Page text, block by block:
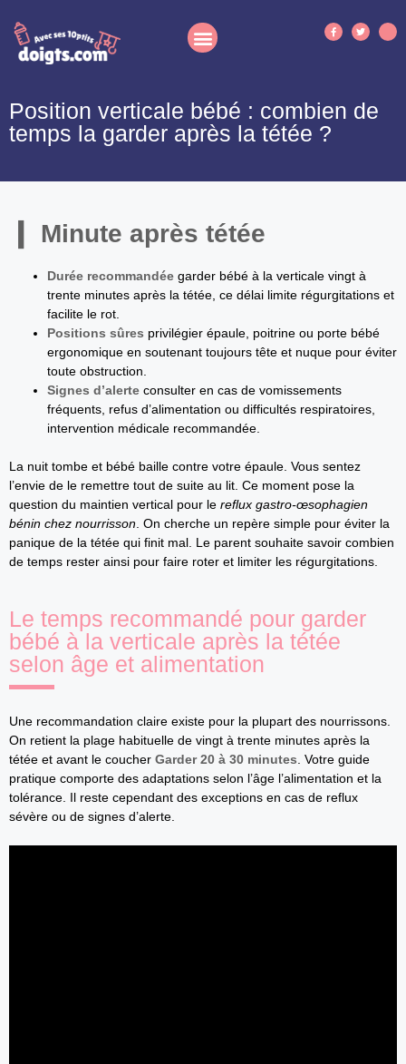
Position verticale bébé : combien de
temps la garder après la tétée ?
Minute après tétée
Durée recommandée garder bébé à la verticale vingt à
trente minutes après la tétée, ce délai limite régurgitations et
facilite le rot.
Positions sûres privilégier épaule, poitrine ou porte bébé
ergonomique en soutenant toujours tête et nuque pour éviter
toute obstruction.
Signes d’alerte consulter en cas de vomissements
fréquents, refus d’alimentation ou difficultés respiratoires,
intervention médicale recommandée.
La nuit tombe et bébé baille contre votre épaule. Vous sentez
l’envie de le remettre tout de suite au lit. Ce moment pose la
question du maintien vertical pour le reflux gastro-œsophagien
bénin chez nourrisson . On cherche un repère simple pour éviter la
panique de la tétée qui finit mal. Le parent souhaite savoir combien
de temps rester ainsi pour faire roter et limiter les régurgitations.
Le temps recommandé pour garder
bébé à la verticale après la tétée
selon âge et alimentation
Une recommandation claire existe pour la plupart des nourrissons.
On retient la plage habituelle de vingt à trente minutes après la
tétée et avant le coucher Garder 20 à 30 minutes . Votre guide
pratique comporte des adaptations selon l’âge l’alimentation et la
tolérance. Il reste cependant des exceptions en cas de reflux
sévère ou de signes d’alerte.